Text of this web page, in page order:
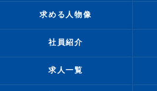
求める人物像
社員紹介
求人一覧